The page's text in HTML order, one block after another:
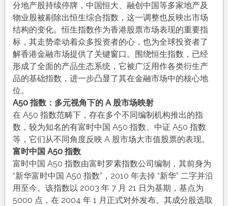
分地产股持续停牌，中国恒大、融创中国等多家地产及
物业股被剔除出恒生综合指数，这一调整也反映出市场
结构的变化。恒生指数作为香港股票市场表现的重要指
标，其走势牵动着众多投资者的心，也为全球投资者了
解香港金融市场提供了关键窗口。围绕恒生指数，已经
形成了全面的产品生态系统，它被广泛用作各类衍生产
品的基础指数，进一步凸显了其在金融市场中的核心地
位。
A50 指数：多元视角下的 A 股市场映射
在 A50 指数范畴下，存在多个不同编制机构推出的指
数，较为知名的有富时中国 A50 指数、中证 A50 指数
等，它们从不同角度反映 A 股市场大市值股票的表现。
富时中国 A50 指数
富时中国 A50 指数由富时罗素指数公司编制，其前身为
“新华富时中国 A50 指数”，2010 年去掉 “新华” 二字并沿
用至今。该指数以 2003 年 7 月 21 日为基期，基点为
5000 点，在 2004 年 1 月正式对外发布。其成分股选取